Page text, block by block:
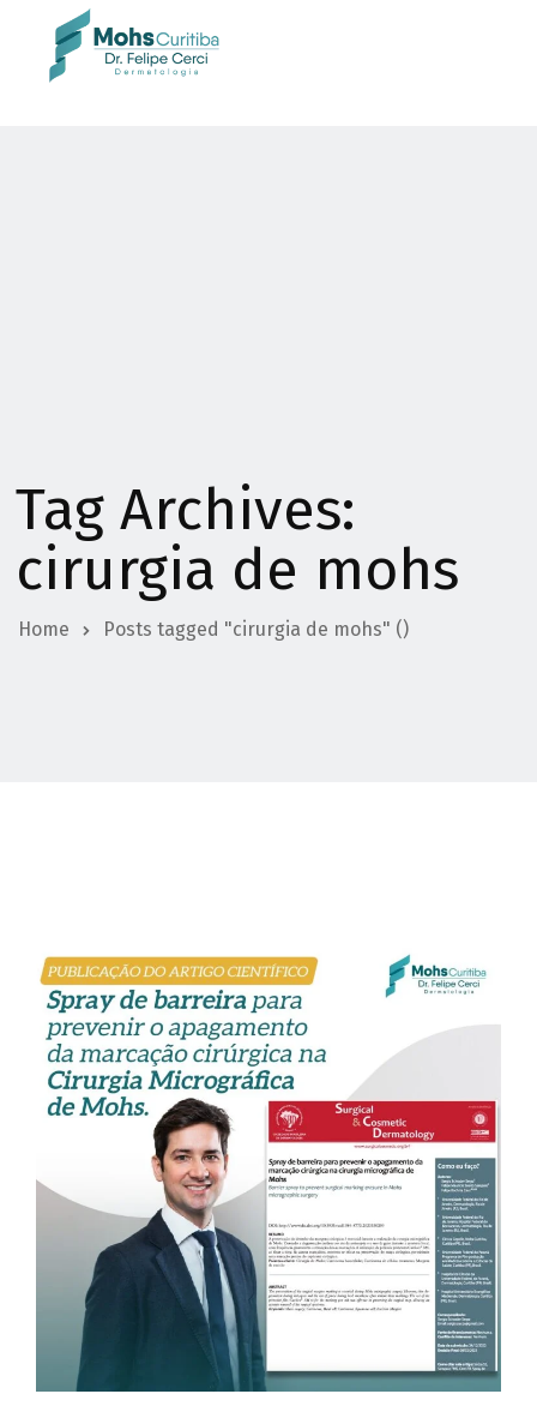
Tag Archives:
cirurgia de mohs
Home Posts tagged "cirurgia de mohs" ()